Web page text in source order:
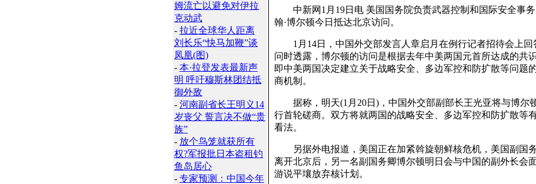
姆流亡以避免对伊拉
克动武
- 拉近全球华人距离
刘长乐“快马加鞭”谈
凤凰(图)
- 本·拉登发表最新声
明 呼吁穆斯林团结抵
御外敌
- 河南副省长王明义14
岁丧父 誓言决不做“贵
族”
- 放个鸟笼就获所有
权?军报批日本盗租钓
鱼岛居心
- 专家预测：中国今年
中新网1月19日电 美国国务院负责武器控制和国际安全事务
翰·博尔顿今日抵达北京访问。
1月14日，中国外交部发言人章启月在例行记者招待会上回
问时透露，博尔顿的访问是根据去年中美两国元首所达成的共
即中美两国决定建立关于战略安全、多边军控和防扩散等问题
商机制。
据称，明天(1月20日)，中国外交部副部长王光亚将与博尔
行首轮磋商。双方将就两国的战略安全、多边军控和防扩散等
看法。
另据外电报道，美国正在加紧斡旋朝鲜核危机，美国副国
离开北京后，另一名副国务卿博尔顿明日会与中国的副外长会
游说平壤放弃核计划。